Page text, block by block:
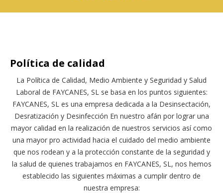
Política de calidad
La Política de Calidad, Medio Ambiente y Seguridad y Salud
Laboral de FAYCANES, SL se basa en los puntos siguientes:
FAYCANES, SL es una empresa dedicada a la Desinsectación,
Desratización y Desinfección En nuestro afán por lograr una
mayor calidad en la realización de nuestros servicios así como
una mayor pro actividad hacia el cuidado del medio ambiente
que nos rodean y a la protección constante de la seguridad y
la salud de quienes trabajamos en FAYCANES, SL, nos hemos
establecido las siguientes máximas a cumplir dentro de
nuestra empresa: